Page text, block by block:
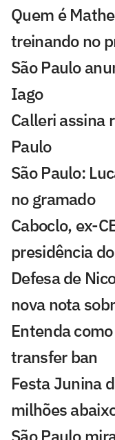
Quem é
treinando no
São Paulo
Iago
Calleri assina
Paulo
São Paulo:
no gramado
Caboclo, ex-
presidência
Defesa de
nova nota
Entenda
transfer ban
Festa Junina
milhões